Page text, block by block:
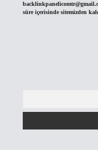
süre içerisinde sitemizden